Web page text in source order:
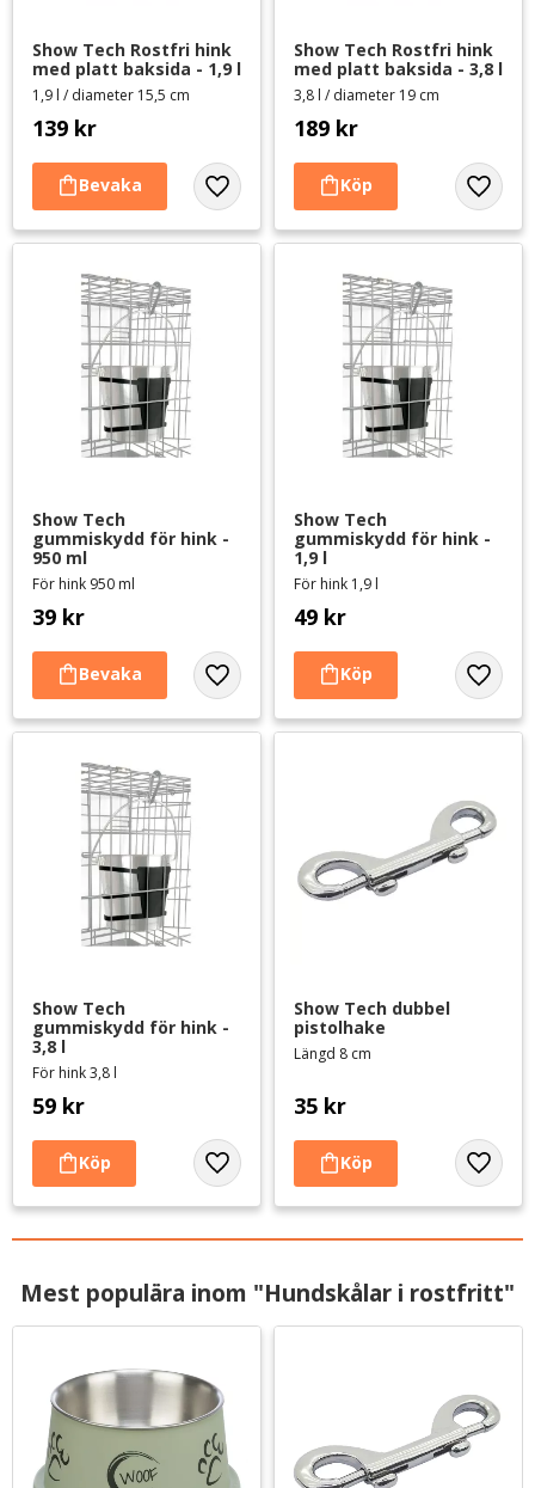
Show Tech Rostfri hink
med platt baksida - 1,9 l
1,9 l / diameter 15,5 cm
139 kr
Lägg till i favoriter
Show Tech Rostfri hink
med platt baksida - 3,8 l
3,8 l / diameter 19 cm
189 kr
Lägg
Show Tech
gummiskydd för hink -
950 ml
För hink 950 ml
39 kr
Lägg till i favoriter
Show Tech
gummiskydd för hink -
1,9 l
För hink 1,9 l
49 kr
Lägg
Show Tech
gummiskydd för hink -
3,8 l
För hink 3,8 l
59 kr
Lägg till i favoriter
Show Tech dubbel
pistolhake
Längd 8 cm
35 kr
Lägg
Mest populära inom "Hundskålar i rostfritt"